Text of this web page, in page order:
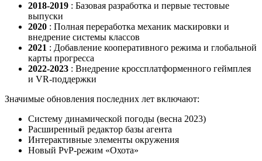
2018-2019 : Базовая разработка и первые тестовые
выпуски
2020 : Полная переработка механик маскировки и
внедрение системы классов
2021 : Добавление кооперативного режима и глобальной
карты прогресса
2022-2023 : Внедрение кроссплатформенного геймплея
и VR-поддержки
Значимые обновления последних лет включают:
Систему динамической погоды (весна 2023)
Расширенный редактор базы агента
Интерактивные элементы окружения
Новый PvP-режим «Охота»